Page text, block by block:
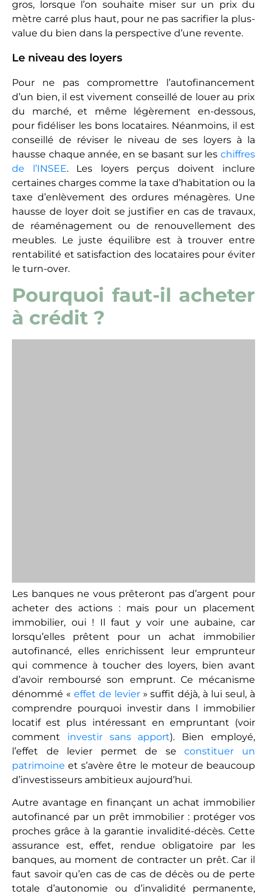
rentabilité et satisfaction des locataires pour éviter
le turn-over.
Pourquoi faut-il acheter
à crédit ?
Les banques ne vous prêteront pas d’argent pour
acheter des actions : mais pour un placement
immobilier, oui ! Il faut y voir une aubaine, car
lorsqu’elles prêtent pour un achat immobilier
autofinancé, elles enrichissent leur emprunteur
qui commence à toucher des loyers, bien avant
d’avoir remboursé son emprunt. Ce mécanisme
dénommé «effet de levier» suffit déjà, à lui seul, à
comprendre pourquoi investir dans l immobilier
locatif est plus intéressant en empruntant (voir
commentinvestir sans apport). Bien employé,
l’effet de levier permet de seconstituer un
patrimoineet s’avère être le moteur de beaucoup
d’investisseurs ambitieux aujourd’hui.
Autre avantage en finançant un achat immobilier
autofinancé par un prêt immobilier : protéger vos
par les réductions fiscales générent les projets les
plus rentables, qui permettront d’obtenir la
confiance des banques, soit d’investir à nouveau.
Un phénomène qui explique que les investisseurs
expérimentés ne privilégient à minima, que des
achats locatifs immobiliers autofinancés, ou en
cashflow positif. Souvent entièrement financés par
l’emprunt bancaire, ces projets leur permettent
d’enchaîner les acquisitions.
Focus sur la fiscalité et
la déduction des
charges
L’emprunt bancaire améliore donc la rentabilité en
allégeant les charges par le biais de la fiscalité.
Voyons maintenant d’un peu plus près les
différents montages fiscaux existants pour
mesurer leur potentiel.
Choisir son régime